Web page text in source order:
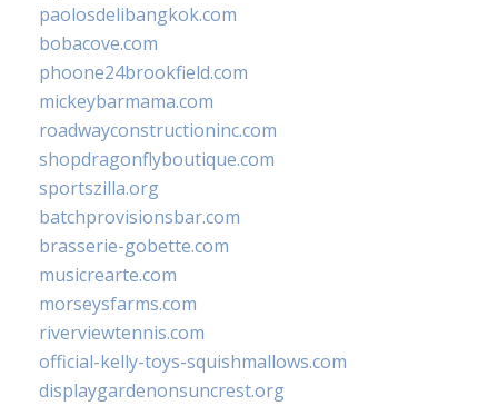
paolosdelibangkok.com
bobacove.com
phoone24brookfield.com
mickeybarmama.com
roadwayconstructioninc.com
shopdragonflyboutique.com
sportszilla.org
batchprovisionsbar.com
brasserie-gobette.com
musicrearte.com
morseysfarms.com
riverviewtennis.com
official-kelly-toys-squishmallows.com
displaygardenonsuncrest.org